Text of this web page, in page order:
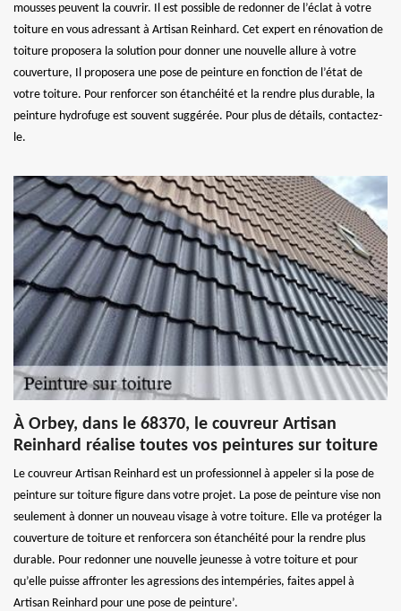
mousses peuvent la couvrir. Il est possible de redonner de l’éclat à votre
toiture en vous adressant à Artisan Reinhard. Cet expert en rénovation de
toiture proposera la solution pour donner une nouvelle allure à votre
couverture, Il proposera une pose de peinture en fonction de l’état de
votre toiture. Pour renforcer son étanchéité et la rendre plus durable, la
peinture hydrofuge est souvent suggérée. Pour plus de détails, contactez-
le.
À Orbey, dans le 68370, le couvreur Artisan
Reinhard réalise toutes vos peintures sur toiture
Le couvreur Artisan Reinhard est un professionnel à appeler si la pose de
peinture sur toiture figure dans votre projet. La pose de peinture vise non
seulement à donner un nouveau visage à votre toiture. Elle va protéger la
couverture de toiture et renforcera son étanchéité pour la rendre plus
durable. Pour redonner une nouvelle jeunesse à votre toiture et pour
qu’elle puisse affronter les agressions des intempéries, faites appel à
Artisan Reinhard pour une pose de peinture’.